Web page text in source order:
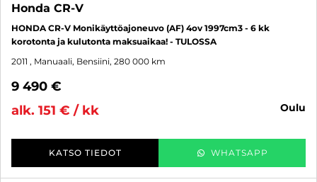
Honda CR-V
HONDA CR-V Monikäyttöajoneuvo (AF) 4ov 1997cm3 - 6 kk
korotonta ja kulutonta maksuaikaa! - TULOSSA
2011 , Manuaali, Bensiini, 280 000 km
9 490 €
alk. 151 € / kk
oulu
KATSO TIEDOT WHATSAPP